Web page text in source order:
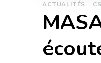
ACTUALITÉS